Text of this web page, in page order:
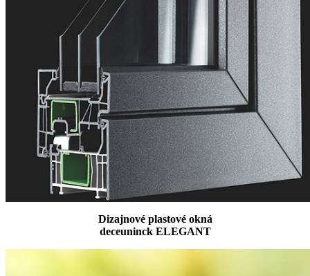
Dizajnové plastové okná
deceuninck ELEGANT